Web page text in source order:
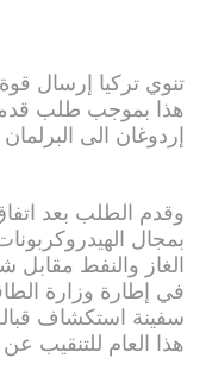
تنوي تركيا إرسال
هذا بموجب طلب
إردوغان الى
وقدم الطلب بعد
بمجال
الغاز والنفط مقابل
في إطارة وزارة
سفينة استكشاف
هذا العام للتنقيب عن